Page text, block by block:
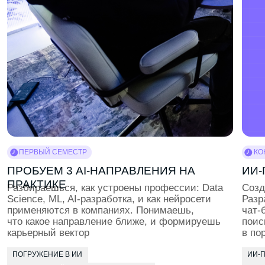
ОСОЗНАННЫЙ ВЫБОР НАПРАВЛЕНИЯ
КАРЬЕРНЫЕ КОНСУЛЬТАЦИИ
АНАЛИЗ ДАННЫХ